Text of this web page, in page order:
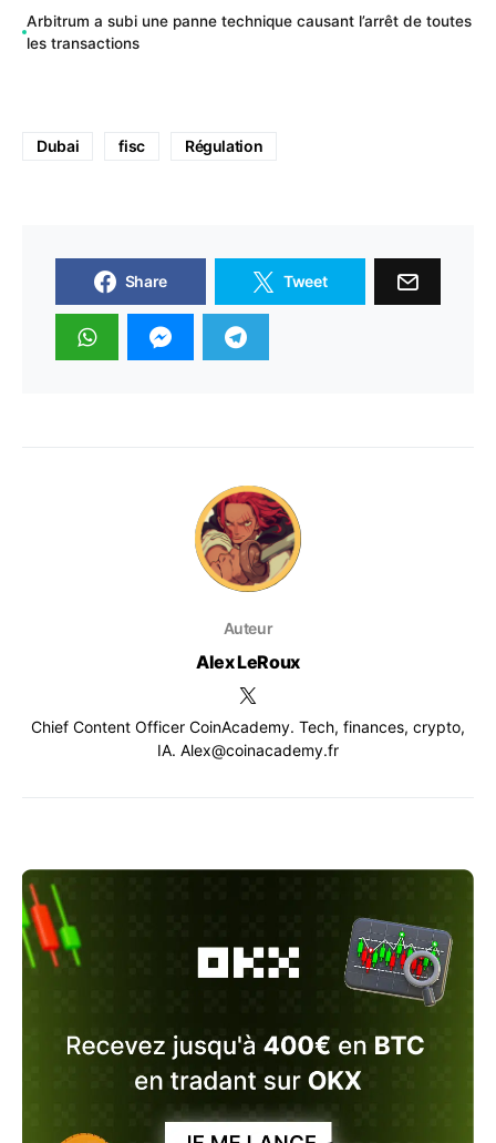
Arbitrum a subi une panne technique causant l’arrêt de toutes
les transactions
Dubai fisc Régulation
Share Tweet
Auteur
Alex LeRoux
Chief Content Officer CoinAcademy. Tech, finances, crypto,
IA. Alex@coinacademy.fr